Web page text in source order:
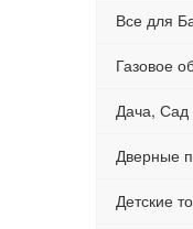
Все для
Газовое
Дача, Сад
Дверные
Детские